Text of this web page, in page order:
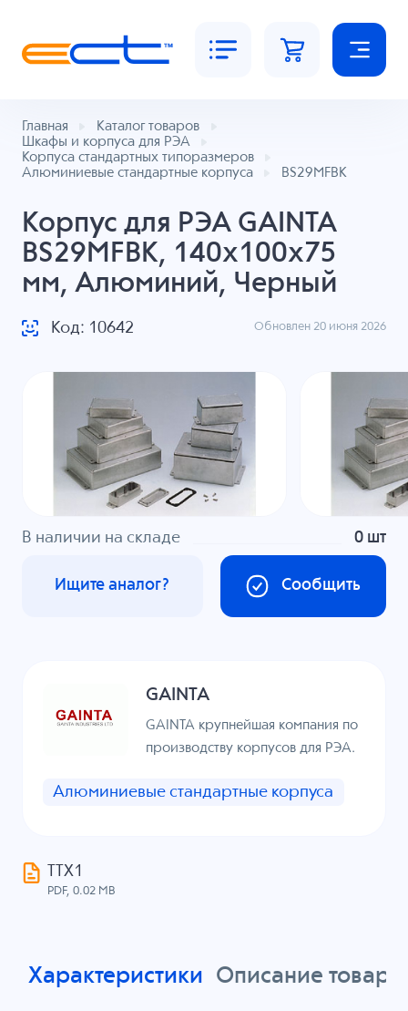
Главная
Каталог товаров
Шкафы и корпуса для РЭА
Корпуса стандартных типоразмеров
Алюминиевые стандартные корпуса
BS29MFBK
Корпус для РЭА GAINTA
BS29MFBK, 140x100x75
мм, Алюминий, Черный
Код: 10642 Обновлен 20 июня 2026
В наличии на складе 0 шт
Сообщить
Ищите аналог?
GAINTA
GAINTA крупнейшая компания по
производству корпусов для РЭА.
Алюминиевые стандартные корпуса
ТТХ1
PDF, 0.02 MB
Характеристики Описание товара